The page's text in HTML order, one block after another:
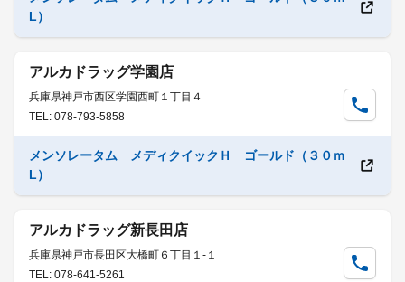
L）
アルカドラッグ学園店
兵庫県神戸市西区学園西町１丁目４
TEL: 078-793-5858
メンソレータム メディクイックＨ ゴールド（３０ｍ
L）
アルカドラッグ新長田店
兵庫県神戸市長田区大橋町６丁目１-１
TEL: 078-641-5261